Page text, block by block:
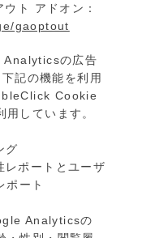
ト アドオン：
gaoptout
Analyticsの広告
記の機能を利用
Cookie
しています。
グ
ポートとユーザ
ポート
Analyticsの